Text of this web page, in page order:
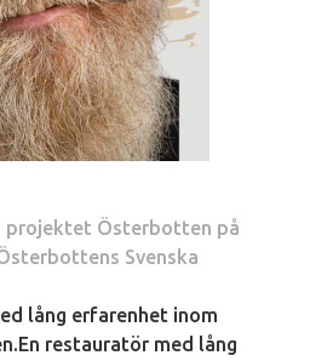
projektet Österbotten på
Svenska
lång erfarenhet inom
En restauratör med lång